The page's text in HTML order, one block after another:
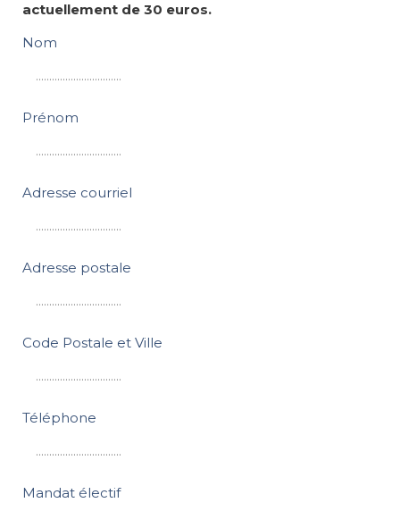
actuellement de 30 euros.
Nom
Prénom
Adresse courriel
Adresse postale
Code Postale et Ville
Téléphone
Mandat électif